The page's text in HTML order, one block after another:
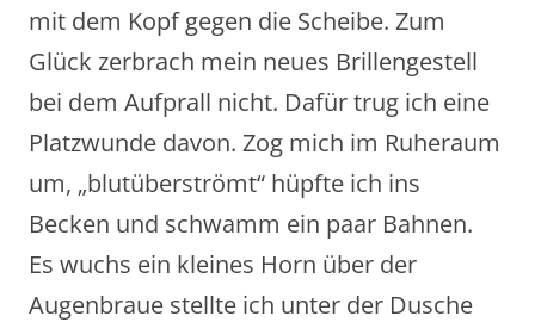
mit dem Kopf gegen die Scheibe. Zum
Glück zerbrach mein neues Brillengestell
bei dem Aufprall nicht. Dafür trug ich eine
Platzwunde davon. Zog mich im Ruheraum
um, „blutüberströmt“ hüpfte ich ins
Becken und schwamm ein paar Bahnen.
Es wuchs ein kleines Horn über der
Augenbraue stellte ich unter der Dusche